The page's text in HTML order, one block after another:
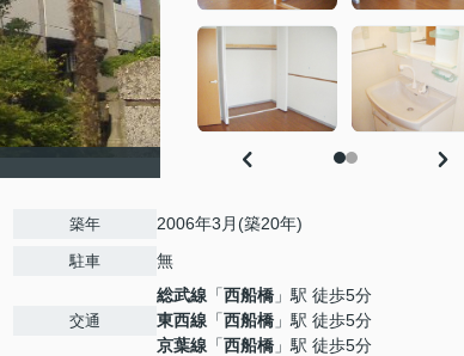
築年 2006年3月(築20年)
駐車 無
交通
総武線 「西船橋 」駅 徒歩5分
東西線 「西船橋 」駅 徒歩5分
京葉線 「西船橋 」駅 徒歩5分